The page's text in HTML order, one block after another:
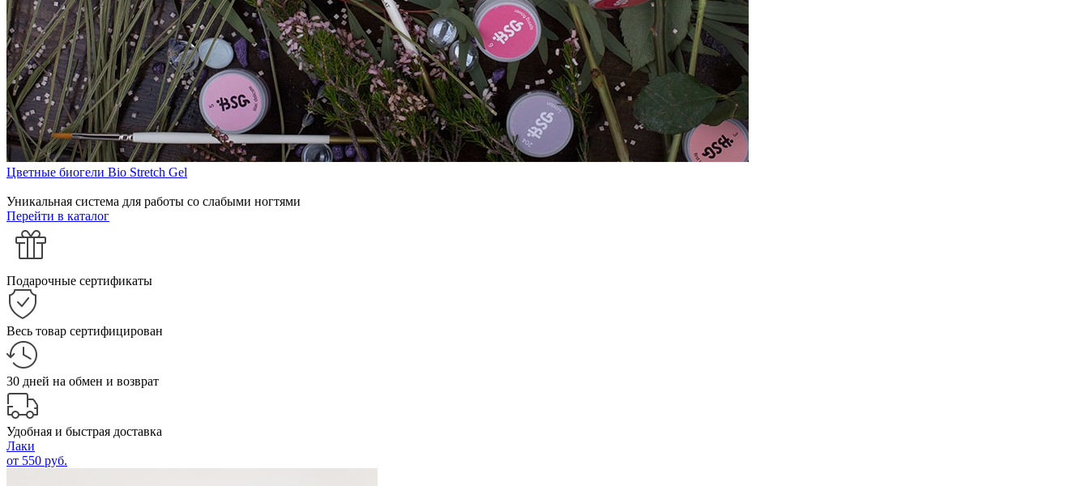
Цветные биогели Bio Stretch Gel
Уникальная система для работы со слабыми ногтями
Перейти в каталог
Подарочные сертификаты
Весь товар сертифицирован
30 дней на обмен и возврат
Удобная и быстрая доставка
Лаки
от 550 руб.